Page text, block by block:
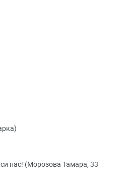
нас! (Морозова Тамара, 33